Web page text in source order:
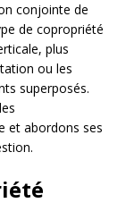
conjointe de
de copropriété
plus
ou les
superposés.
et abordons ses